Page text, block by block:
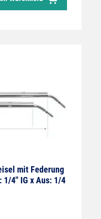
mit Federung
1/4" IG x Aus: 1/4